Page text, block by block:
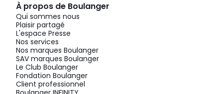
À propos de Boulanger
Qui sommes nous
Plaisir partagé
L'espace Presse
Nos services
Nos marques Boulanger
SAV marques Boulanger
Le Club Boulanger
Fondation Boulanger
Client professionnel